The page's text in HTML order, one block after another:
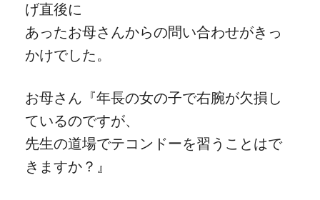
げ直後に
あったお母さんからの問い合わせがきっ
かけでした。
お母さん『年長の女の子で右腕が欠損し
ているのですが、
先生の道場でテコンドーを習うことはで
きますか？』